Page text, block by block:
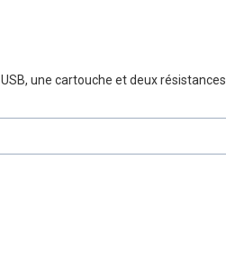
une cartouche et deux résistances.